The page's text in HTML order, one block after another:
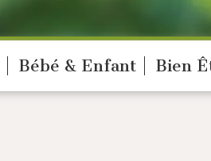
Bébé & Enfant Bien